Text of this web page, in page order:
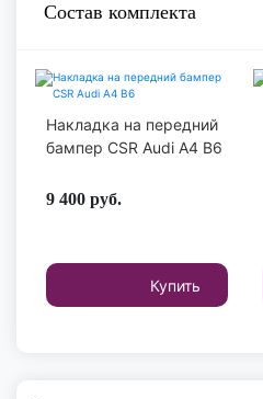
Состав комплекта
Накладка на передний
бампер CSR Audi A4 B6
9 400 руб.
Купить